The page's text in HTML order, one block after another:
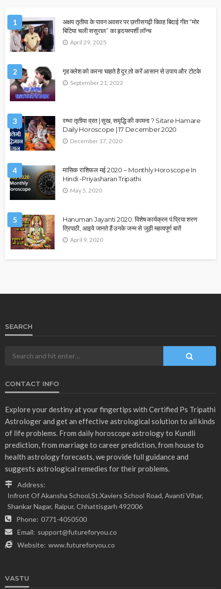
1
अक्षय तृतीया के पावन अवसर पर छत्तीसगढ़ी विवाह बिदाई गीत “मोर
बिटिया चली ससुराल” का हृदयस्पर्शी लॉन्च
April 29, 2025
2 गृह क्लेश को करना चाहते है दूर,तो करें आसान से उपाय और टोटके
September 21, 2022
3
रम्भा तृतीया व्रत | सुख, समृद्धि की कामना ? Sitare Hamare
Daily Horoscope | 17 December 2020
December 17, 2020
4
मासिक राशिफल मई 2020 – Monthly Horoscope In
Hindi -Priyasharan Tripathi
May 5, 2020
5
Hanuman Jayanti 2020: विशेष कार्यक्रम पं.प्रिया शरण
त्रिपाठी, आइये जानते हैं उनके जन्म से जुड़ी महत्वपूर्ण बातें
April 9, 2020
SEARCH
CONTACT INFO
Explore your destiny at your fingertips with Certified Ps Tripathi
Astrologer and get an effective astrological solution to all kinds
of life problems. From daily horoscope astrology to Kundli
prediction, from marriage to career prediction, from house to
health astrology forecasts, we provide full guidance and
suggests astrological remedies for their problems.
Address:
Infront Of Akansha School,St.Xaviers School Road, Avanti Vihar,
Shankar Nagar, Raipur, Chhattisgarh 492006
Phone: 0771-4050500
Email: support@futureforyou.co
Website: www.futureforyou.co
VASTU